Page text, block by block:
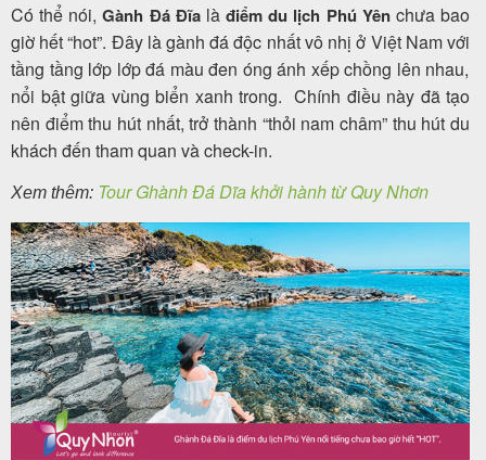
Có thể nói,Gành Đá Đĩalàđiểm du lịch Phú Yênchưa bao
giờ hết “hot”. Đây là gành đá độc nhất vô nhị ở Việt Nam với
tầng tầng lớp lớp đá màu đen óng ánh xếp chồng lên nhau,
nổi bật giữa vùng biển xanh trong. Chính điều này đã tạo
nên điểm thu hút nhất, trở thành “thỏi nam châm” thu hút du
khách đến tham quan và check-in.
Xem thêm: Tour Ghành Đá Dĩa khởi hành từ Quy Nhơn